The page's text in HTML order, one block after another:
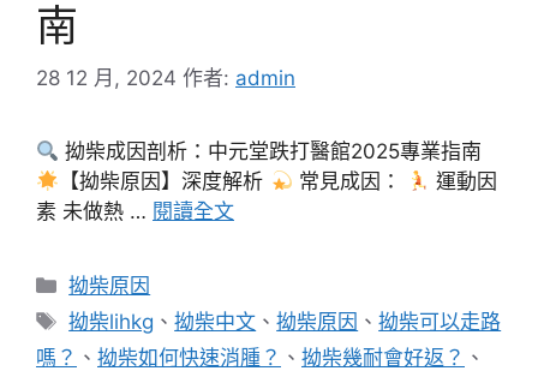
南
28 12 月, 2024 作者: admin
拗柴成因剖析：中元堂跌打醫館2025專業指南
【拗柴原因】深度解析
常見成因：
運動因
素 未做熱 … 閱讀全文
分
類
拗柴原因
標
籤
拗柴lihkg 、拗柴中文 、拗柴原因 、拗柴可以走路
嗎？ 、 拗柴如何快速消腫？ 、 拗柴幾耐會好返？ 、